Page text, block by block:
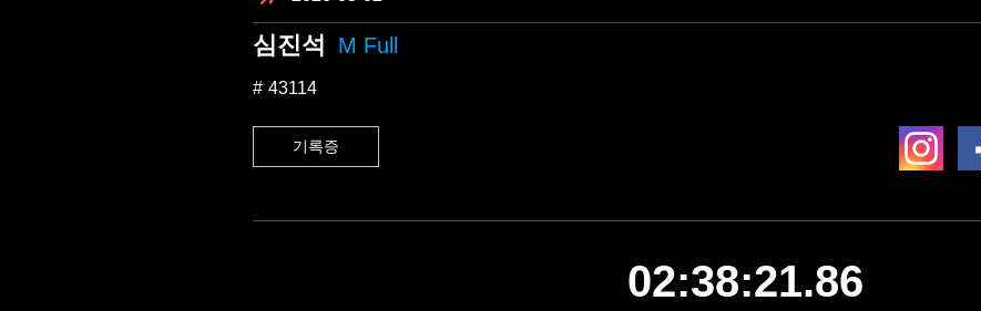
심진석 M Full
43114
기록증
02:38:21.86